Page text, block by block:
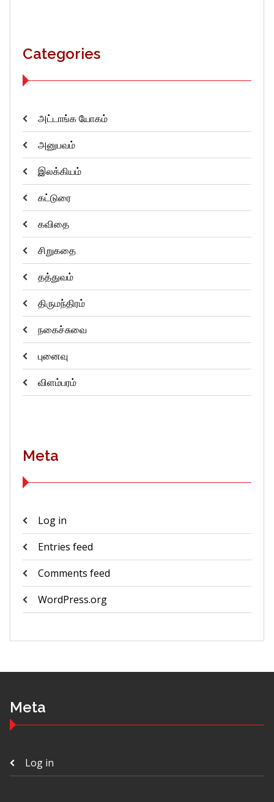
Categories
அட்டாங்க யோகம்
அனுபவம்
இலக்கியம்
கட்டுரை
கவிதை
சிறுகதை
தத்துவம்
திருமந்திரம்
நகைச்சுவை
புனைவு
விளம்பரம்
Meta
Log in
Entries feed
Comments feed
WordPress.org
Meta
Log in